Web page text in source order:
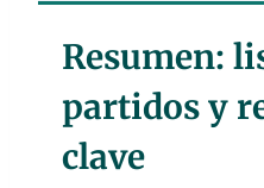
Resumen:
partidos y
clave